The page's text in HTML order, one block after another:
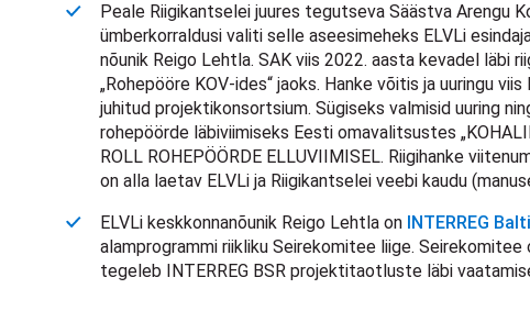
Peale Riigikantselei juures tegutseva Säästva Arengu
ümberkorraldusi valiti selle aseesimeheks ELVLi
nõunik Reigo Lehtla. SAK viis 2022. aasta kevadel läbi
„Rohepööre KOV-ides“ jaoks. Hanke võitis ja uuringu
juhitud projektikonsortsium. Sügiseks valmisid uuring
rohepöörde läbiviimiseks Eesti omavalitsustes
ROLL ROHEPÖÖRDE ELLUVIIMISEL. Riigihanke
on alla laetav ELVLi ja Riigikantselei veebi kaudu
ELVLi keskkonnanõunik Reigo Lehtla on INTERREG
alamprogrammi riikliku Seirekomitee liige. Seirekomitee
tegeleb INTERREG BSR projektitaotluste läbi